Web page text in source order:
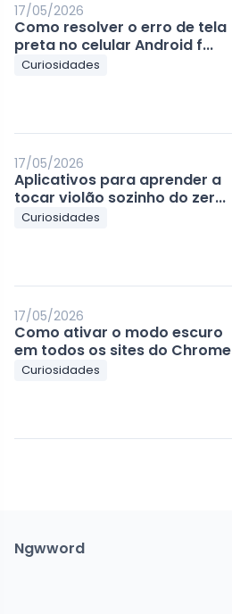
17/05/2026
Como resolver o erro de tela
preta no celular Android f...
Curiosidades
17/05/2026
Aplicativos para aprender a
tocar violão sozinho do zer...
Curiosidades
17/05/2026
Como ativar o modo escuro
em todos os sites do Chrome
Curiosidades
Ngwword